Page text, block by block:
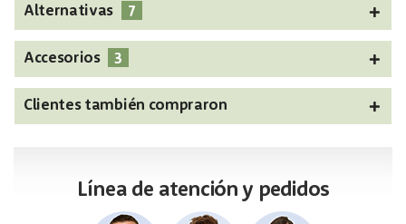
Alternativas 7
Accesorios 3
Clientes también compraron
Línea de atención y pedidos